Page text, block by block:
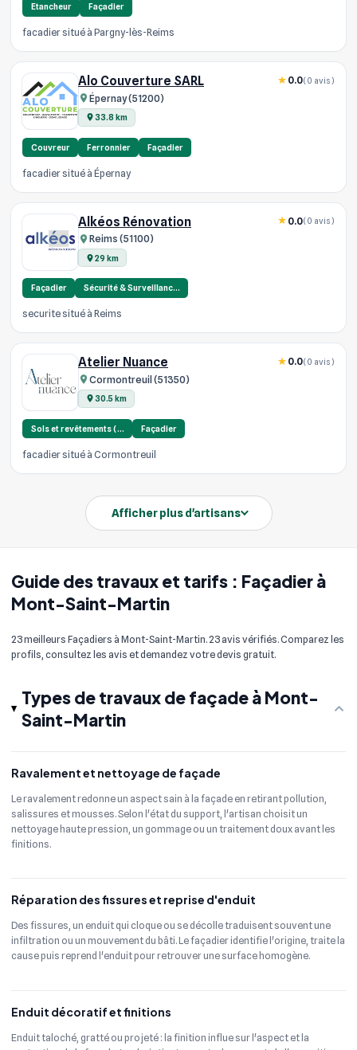
Guide des travaux et tarifs : Façadier à
Mont-Saint-Martin
23 meilleurs Façadiers à Mont-Saint-Martin. 23 avis vérifiés. Comparez les
profils, consultez les avis et demandez votre devis gratuit.
Types de travaux de façade à Mont-
Saint-Martin
Ravalement et nettoyage de façade
Le ravalement redonne un aspect sain à la façade en retirant pollution,
salissures et mousses. Selon l'état du support, l'artisan choisit un
nettoyage haute pression, un gommage ou un traitement doux avant les
finitions.
Réparation des fissures et reprise d'enduit
Des fissures, un enduit qui cloque ou se décolle traduisent souvent une
infiltration ou un mouvement du bâti. Le façadier identifie l'origine, traite la
cause puis reprend l'enduit pour retrouver une surface homogène.
Enduit décoratif et finitions
Enduit taloché, gratté ou projeté : la finition influe sur l'aspect et la
Etancheur Façadier
facadier situé à Pargny-lès-Reims
Alo Couverture SARL
Épernay (51200)
33.8 km
0.0(0 avis)
Couvreur Ferronnier Façadier
facadier situé à Épernay
Alkéos Rénovation
Reims (51100)
29 km
0.0(0 avis)
Façadier Sécurité & Surveillanc…
securite situé à Reims
Atelier Nuance
Cormontreuil (51350)
30.5 km
0.0(0 avis)
Sols et revêtements (… Façadier
facadier situé à Cormontreuil
Afficher plus d'artisans